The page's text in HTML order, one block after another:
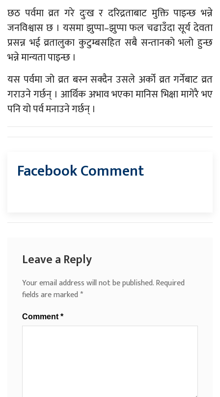
छठ पर्वमा व्रत गरे दुःख र दरिद्रताबाट मुक्ति पाइन्छ भन्ने
जनविश्वास छ । यसमा झुप्पा–झुप्पा फल चढाउँदा सूर्य देवता
प्रसन्न भई व्रतालुका कुटुम्बसहित सबै सन्तानको भलो हुन्छ
भन्ने मान्यता पाइन्छ ।
यस पर्वमा जो व्रत बस्न सक्दैन उसले अर्को व्रत गर्नेबाट व्रत
गराउने गर्छन् । आर्थिक अभाव भएका मानिस भिक्षा मागेरै भए
पनि यो पर्व मनाउने गर्छन् ।
Facebook Comment
Leave a Reply
Your email address will not be published.Required
fields are marked*
Comment *